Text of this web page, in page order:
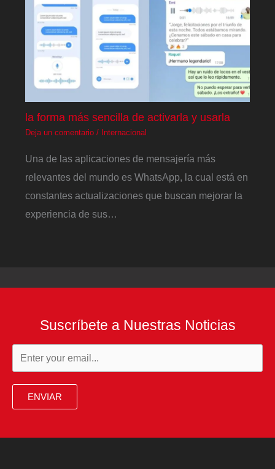
la forma más sencilla de activarla y usarla
Deja un comentario / Internacional
Una de las aplicaciones de mensajería más
relevantes del mundo es WhatsApp, la cual está en
constantes actualizaciones que buscan mejorar la
experiencia de sus…
Suscríbete a Nuestras Noticias
ENVIAR